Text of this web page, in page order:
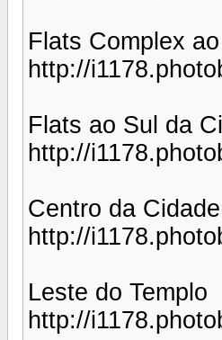
Flats Complex
http://
Flats ao Sul da
http://
Centro da Cidade
http://
Leste do Templo
http://